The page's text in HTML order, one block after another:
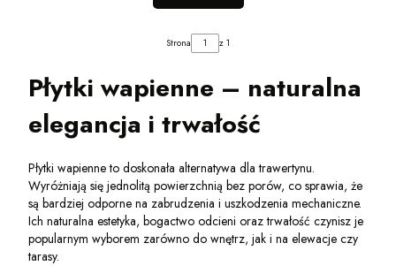
Strona z 1
Płytki wapienne – naturalna
elegancja i trwałość
Płytki wapienne to doskonała alternatywa dla trawertynu.
Wyróżniają się jednolitą powierzchnią bez porów, co sprawia, że
są bardziej odporne na zabrudzenia i uszkodzenia mechaniczne.
Ich naturalna estetyka, bogactwo odcieni oraz trwałość czynisz je
popularnym wyborem zarówno do wnętrz, jak i na elewacje czy
tarasy.